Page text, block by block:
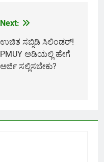
Next:
ಉಚಿತ ಸಬ್ಸಿಡಿ ಸಿಲಿಂಡರ್‌!
PMUY ಅಡಿಯಲ್ಲಿ ಹೇಗೆ
ಅರ್ಜಿ ಸಲ್ಲಿಸಬೇಕು?